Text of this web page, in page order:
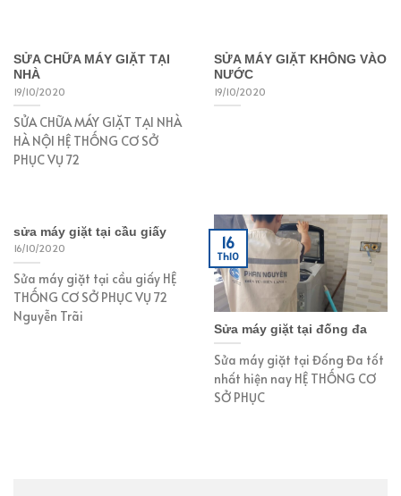
SỬA CHỮA MÁY GIẶT TẠI
NHÀ
19/10/2020
SỬA CHỮA MÁY GIẶT TẠI NHÀ
HÀ NỘI HỆ THỐNG CƠ SỞ
PHỤC VỤ 72
SỬA MÁY GIẶT KHÔNG VÀO
NƯỚC
19/10/2020
sửa máy giặt tại cầu giấy
16/10/2020
Sửa máy giặt tại cầu giấy HỆ
THỐNG CƠ SỞ PHỤC VỤ 72
Nguyễn Trãi
Sửa máy giặt tại đống đa
Sửa máy giặt tại Đống Đa tốt
nhất hiện nay HỆ THỐNG CƠ
SỞ PHỤC
16
Th10